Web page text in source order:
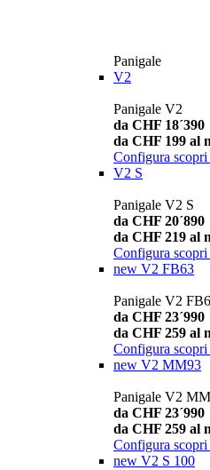
Panigale
V2
Panigale V2
da CHF 18´390
da CHF 199 al
Configura
V2 S
Panigale V2 S
da CHF 20´890
da CHF 219 al
Configura
new V2 FB63
Panigale V2
da CHF 23´990
da CHF 259 al
Configura
new V2 MM93
Panigale V2
da CHF 23´990
da CHF 259 al
Configura
new V2 S 100